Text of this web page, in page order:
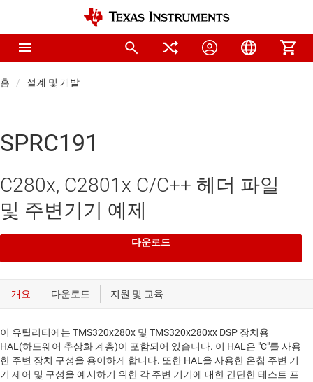
홈 설계 및 개발
SPRC191
C280x, C2801x C/C++ 헤더 파일
및 주변기기 예제
다운로드
이 유틸리티에는 TMS320x280x 및 TMS320x280xx DSP 장치용
HAL(하드웨어 추상화 계층)이 포함되어 있습니다. 이 HAL은 "C"를 사용
한 주변 장치 구성을 용이하게 합니다. 또한 HAL을 사용한 온칩 주변 기
기 제어 및 구성을 예시하기 위한 각 주변 기기에 대한 간단한 테스트 프